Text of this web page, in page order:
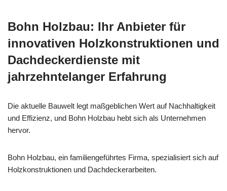
Bohn Holzbau: Ihr Anbieter für
innovativen Holzkonstruktionen und
Dachdeckerdienste mit
jahrzehntelanger Erfahrung
Die aktuelle Bauwelt legt maßgeblichen Wert auf Nachhaltigkeit
und Effizienz, und Bohn Holzbau hebt sich als Unternehmen
hervor.
Bohn Holzbau, ein familiengeführtes Firma, spezialisiert sich auf
Holzkonstruktionen und Dachdeckerarbeiten.